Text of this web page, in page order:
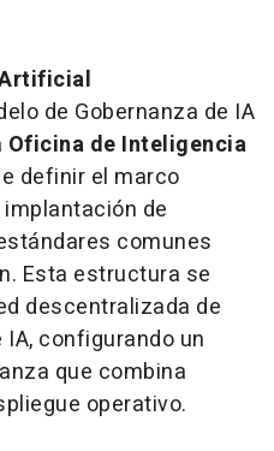
de Gobernanza de IA
Oficina de Inteligencia
definir el marco
de
comunes
Esta estructura se
descentralizada de
configurando un
que combina
operativo.